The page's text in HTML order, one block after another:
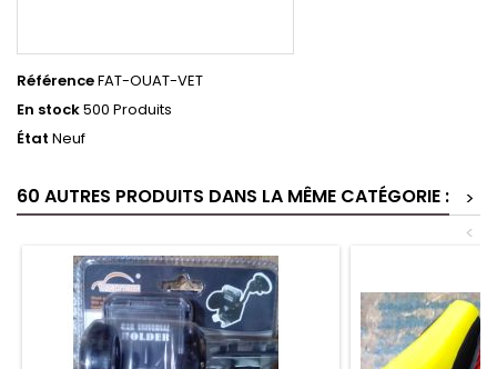
RéférenceFAT-OUAT-VET
En stock500 Produits
État Neuf
60 AUTRES PRODUITS DANS LA MÊME CATÉGORIE :
>
<